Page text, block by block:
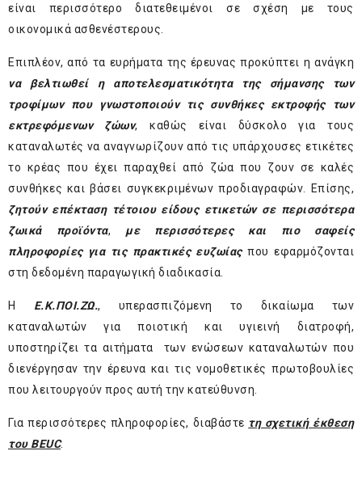
είναι περισσότερο διατεθειμένοι σε σχέση με τους
οικονομικά ασθενέστερους.
Επιπλέον, από τα ευρήματα της έρευνας προκύπτει η ανάγκη
να βελτιωθεί η αποτελεσματικότητα της σήμανσης των
τροφίμων που γνωστοποιούν τις συνθήκες εκτροφής των
εκτρεφόμενων ζώων, καθώς είναι δύσκολο για τους
καταναλωτές να αναγνωρίζουν από τις υπάρχουσες ετικέτες
το κρέας που έχει παραχθεί από ζώα που ζουν σε καλές
συνθήκες και βάσει συγκεκριμένων προδιαγραφών. Επίσης,
ζητούν επέκταση τέτοιου είδους ετικετών σε περισσότερα
ζωικά προϊόντα, με περισσότερες και πιο σαφείς
πληροφορίες για τις πρακτικές ευζωίαςπου εφαρμόζονται
στη δεδομένη παραγωγική διαδικασία.
Η Ε.Κ.ΠΟΙ.ΖΩ., υπερασπιζόμενη το δικαίωμα των
καταναλωτών για ποιοτική και υγιεινή διατροφή,
υποστηρίζει τα αιτήματα των ενώσεων καταναλωτών που
διενέργησαν την έρευνα και τις νομοθετικές πρωτοβουλίες
που λειτουργούν προς αυτή την κατεύθυνση.
Για περισσότερες πληροφορίες, διαβάστε τη σχετική έκθεση
του BEUC.